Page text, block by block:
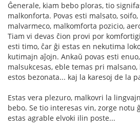
Ĝenerale, kiam bebo ploras, tio
malkonforta. Povas esti malsato,
malvarmeco, malkomforta pozicio,
Tiam vi devas ĉion provi por
esti timo, ĉar ĝi estas en nekutima
kutimajn aĵojn. Ankaŭ povas esti
malsukcesas, eble temas pri
estos bezonata... kaj la karesoj de la
Estas vera plezuro, malkovri la
bebo. Se tio interesas vin, zorge notu
estas agrable elvoki ilin poste...